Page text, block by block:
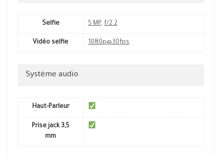
Selfie 5 MP, f/2.2
Vidéo selfie 1080p@30fps
Système audio
Haut-Parleur
Prise jack 3,5
mm